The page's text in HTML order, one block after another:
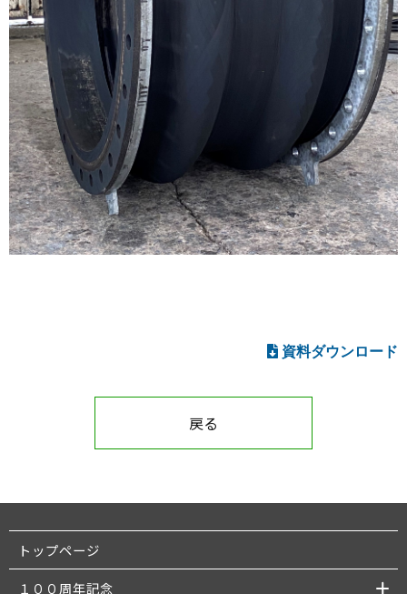
資料ダウンロード
戻る
トップページ
１００周年記念